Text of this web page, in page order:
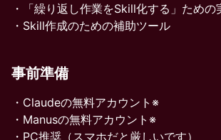
・「繰り返し作業をSkill化する」ための
・Skill作成のための補助ツール
事前準備
・Claudeの無料アカウント※
・Manusの無料アカウント※
・PC推奨（スマホだと厳しいです）